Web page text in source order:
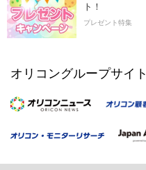
ト！
プレゼント特集
オリコングループサイト